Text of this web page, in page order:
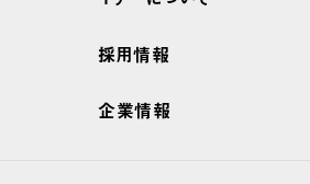
採用情報
企業情報